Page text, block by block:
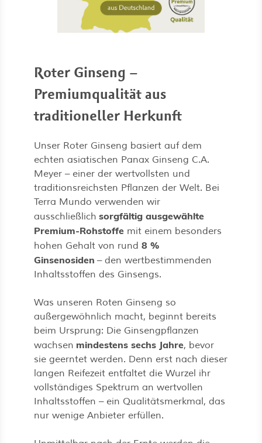
Roter Ginseng –
Premiumqualität aus
traditioneller Herkunft
Unser Roter Ginseng basiert auf dem
echten asiatischen Panax Ginseng C.A.
Meyer – einer der wertvollsten und
traditionsreichsten Pflanzen der Welt. Bei
Terra Mundo verwenden wir
ausschließlich sorgfältig ausgewählte
Premium-Rohstoffe mit einem besonders
hohen Gehalt von rund 8 %
Ginsenosiden – den wertbestimmenden
Inhaltsstoffen des Ginsengs.
Was unseren Roten Ginseng so
außergewöhnlich macht, beginnt bereits
beim Ursprung: Die Ginsengpflanzen
wachsen mindestens sechs Jahre, bevor
sie geerntet werden. Denn erst nach dieser
langen Reifezeit entfaltet die Wurzel ihr
vollständiges Spektrum an wertvollen
Inhaltsstoffen – ein Qualitätsmerkmal, das
nur wenige Anbieter erfüllen.